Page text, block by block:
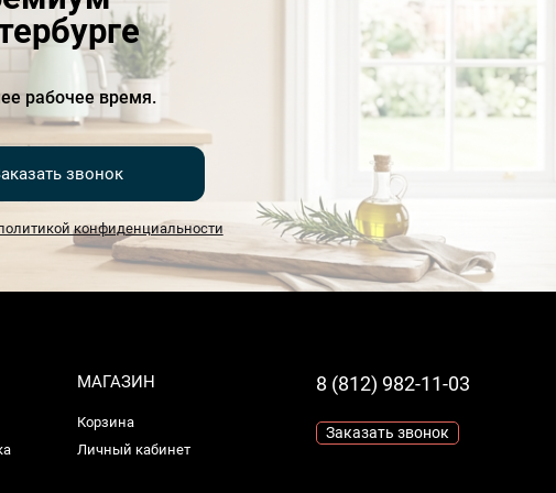
рабочее время.
звонок
конфиденциальности
МАГАЗИН
Корзина
Личный кабинет
8 (812) 982-11-03
Заказать звонок